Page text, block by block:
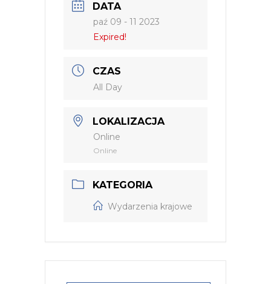
DATA
paź 09 - 11 2023
Expired!
CZAS
All Day
LOKALIZACJA
Online
Online
KATEGORIA
Wydarzenia krajowe